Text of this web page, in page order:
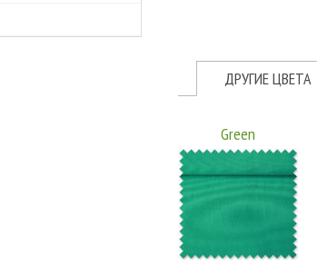
ДРУГИЕ ЦВЕТА
Green